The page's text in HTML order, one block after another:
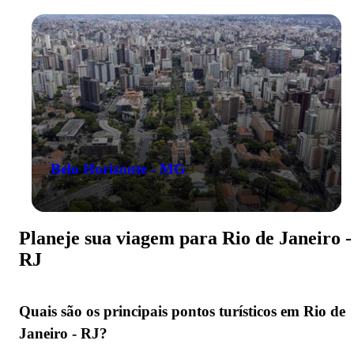
Belo Horizonte - MG
Planeje sua viagem para Rio de Janeiro -
RJ
Quais são os principais pontos turísticos em Rio de
Janeiro - RJ?